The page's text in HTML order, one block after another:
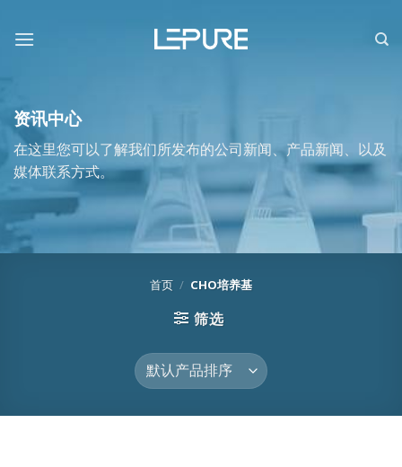
资讯中心
在这里您可以了解我们所发布的公司新闻、产品新闻、以及
媒体联系方式。
首页 / CHO培养基
筛选